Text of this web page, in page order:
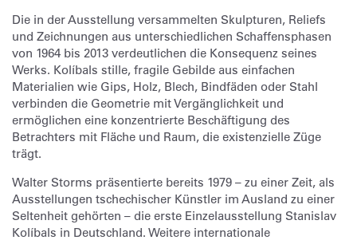
Die in der Ausstellung versammelten Skulpturen, Reliefs
und Zeichnungen aus unterschiedlichen Schaffensphasen
von 1964 bis 2013 verdeutlichen die Konsequenz seines
Werks. Kolíbals stille, fragile Gebilde aus einfachen
Materialien wie Gips, Holz, Blech, Bindfäden oder Stahl
verbinden die Geometrie mit Vergänglichkeit und
ermöglichen eine konzentrierte Beschäftigung des
Betrachters mit Fläche und Raum, die existenzielle Züge
trägt.
Walter Storms präsentierte bereits 1979 – zu einer Zeit, als
Ausstellungen tschechischer Künstler im Ausland zu einer
Seltenheit gehörten – die erste Einzelausstellung Stanislav
Kolíbals in Deutschland. Weitere internationale